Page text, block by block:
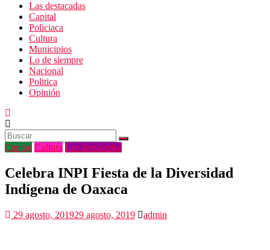
Las destacadas
Capital
Policiaca
Cultura
Municipios
Lo de siempre
Nacional
Politica
Opinión
Capital Cultura Las destacadas
Celebra INPI Fiesta de la Diversidad
Indígena de Oaxaca
29 agosto, 201929 agosto, 2019 admin